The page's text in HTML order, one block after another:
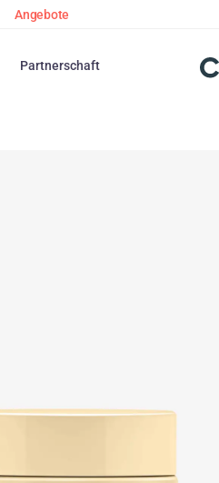
Angebote
Partnerschaft